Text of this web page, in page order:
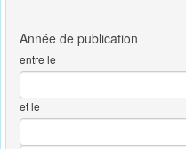
entre le
et le